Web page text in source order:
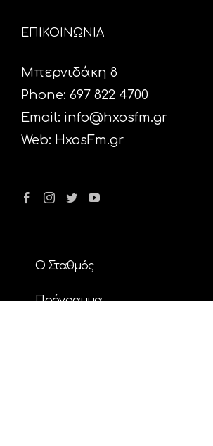
ΕΠΙΚΟΙΝΩΝΙΑ
Μπερνιδάκη 8
Phone: 697 822 4700
Email: info@hxosfm.gr
Web: HxosFm.gr
Ο Σταθμός
Πρόγραμμα